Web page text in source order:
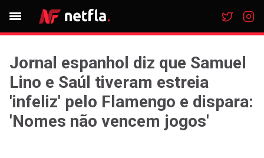
Jornal espanhol diz que Samuel
Lino e Saúl tiveram estreia
'infeliz' pelo Flamengo e dispara:
'Nomes não vencem jogos'